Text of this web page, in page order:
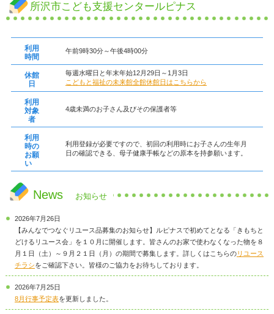
所沢市こども支援センタールピナス
利用
時間
午前9時30分～午後4時00分
休館
日
毎週水曜日と年末年始12月29日～1月3日
こどもと福祉の未来館全館休館日はこちらから
利用
対象
者
4歳未満のお子さん及びその保護者等
利用
時の
お願
い
利用登録が必要ですので、初回の利用時にお子さんの生年月
日の確認できる、母子健康手帳などの原本を持参願います。
News お知らせ
2026年7月26日
【みんなでつなぐリユース品募集のお知らせ】ルピナスで初めてとなる「きもちと
どけるリユース会」を１０月に開催します。皆さんのお家で使わなくなった物を８
月１日（土）～９月２１日（月）の期間で募集します。詳しくはこちらのリユース
チラシをご確認下さい。皆様のご協力をお待ちしております。
2026年7月25日
8月行事予定表を更新しました。